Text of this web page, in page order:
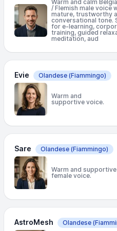
Warm and calm
/ Flemish male voice
mature, trustworthy
conversational tone.
for e-learning,
training, guided
meditation, aud
Evie Olandese (Fiammingo)
Warm and
supportive voice.
Sare Olandese (Fiammingo)
Warm and supportive
female voice.
AstroMesh Olandese